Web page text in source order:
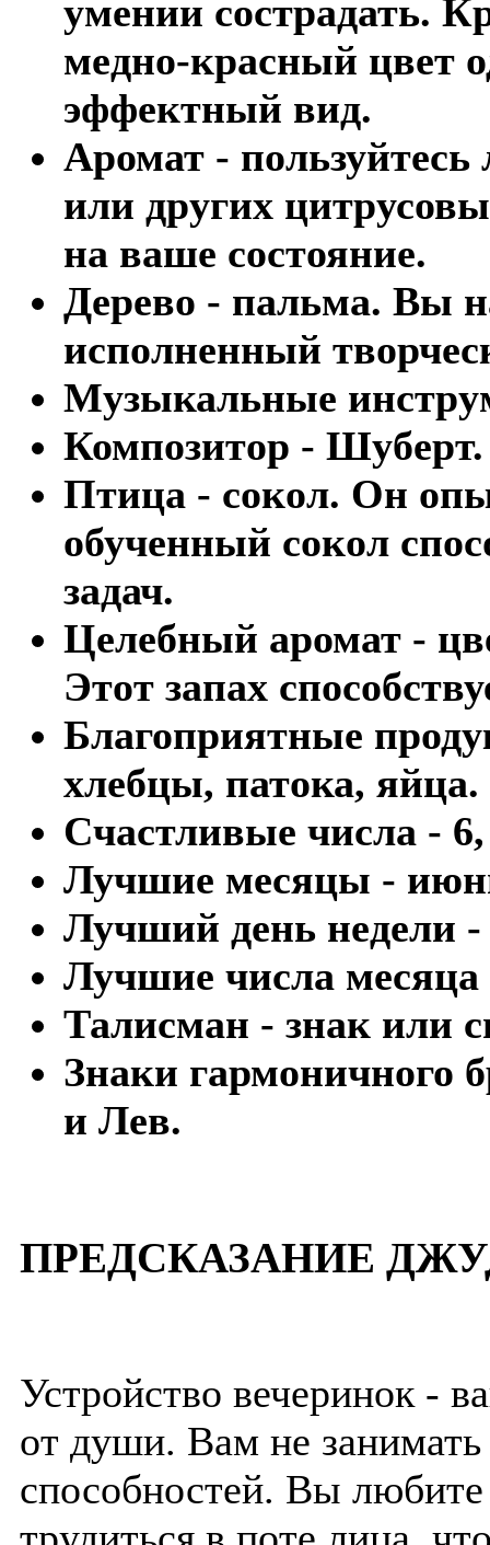
умении сострадать.
медно-красный цвет
эффектный вид.
Аромат -
или других
на ваше состояние.
Дерево - пальма. Вы
исполненный
Музыкальные
Композитор - Шуберт.
Птица - сокол. Он
обученный сокол
задач.
Целебный аромат -
Этот запах
Благоприятные
хлебцы, патока, яйца.
Счастливые числа - 6,
Лучшие месяцы -
Лучший день недели
Лучшие числа месяца
Талисман - знак или
Знаки гармоничного
и Лев.
ПРЕДСКАЗАНИЕ
Устройство вечеринок -
от души. Вам не занимать
способностей. Вы